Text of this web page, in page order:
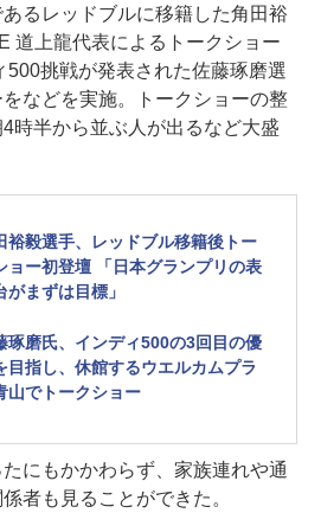
るレッドブルに移籍した角田裕
道上龍代表によるトークショー
挑戦が発表された佐藤琢磨選
などを実施。トークショーの整
時半から並ぶ人が出るなど大盛
裕毅選手、レッドブル移籍後トー
ョー初登壇 「日本グランプリの表
がまずは目標」
琢磨氏、インディ500の3回目の優
目指し、休館するウエルカムプラ
山でトークショー
にもかかわらず、家族連れや通
者も見ることができた。